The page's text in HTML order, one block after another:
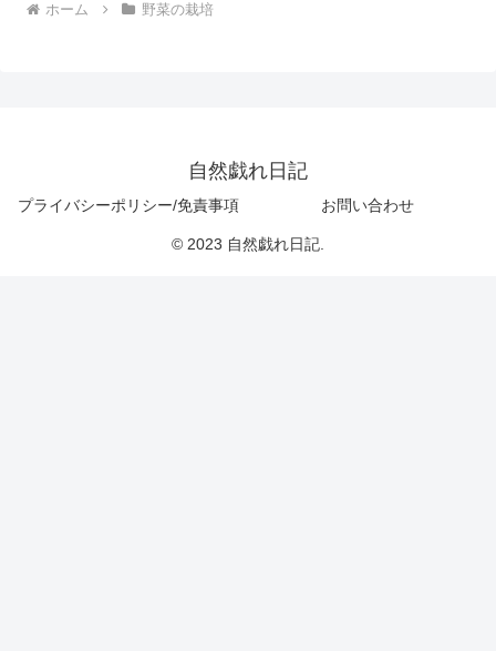
ホーム 野菜の栽培
自然戯れ日記
プライバシーポリシー/免責事項 お問い合わせ
© 2023 自然戯れ日記.